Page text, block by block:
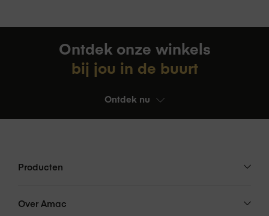
Ontdek onze winkels
bij jou in de buurt
Ontdek nu
Producten
Over Amac